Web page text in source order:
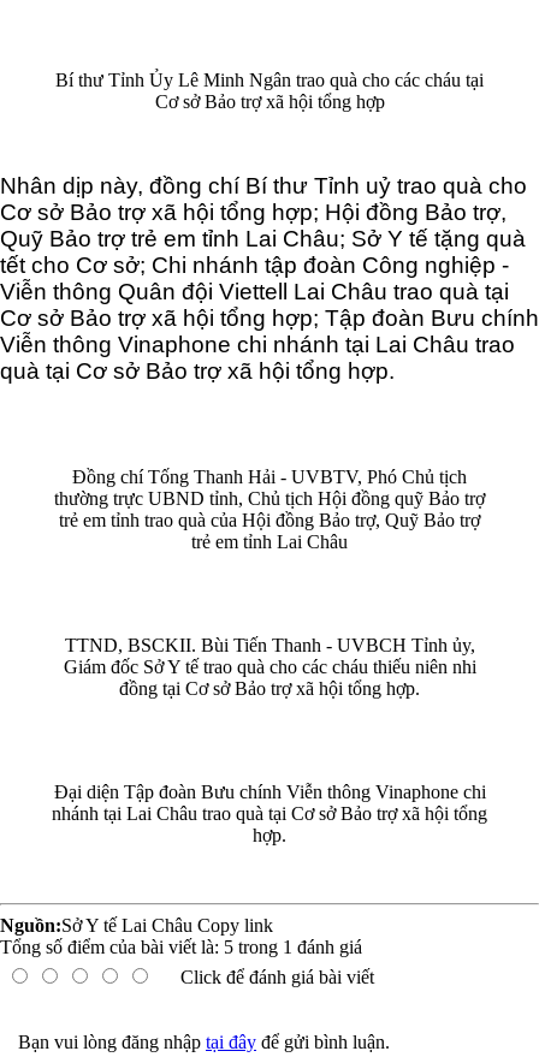
Bí thư Tỉnh Ủy Lê Minh Ngân trao quà cho các cháu tại
Cơ sở Bảo trợ xã hội tổng hợp
Nhân dịp này, đồng chí Bí thư Tỉnh uỷ trao quà cho
Cơ sở Bảo trợ xã hội tổng hợp; Hội đồng Bảo trợ,
Quỹ Bảo trợ trẻ em tỉnh Lai Châu; Sở Y tế tặng quà
tết cho Cơ sở; Chi nhánh tập đoàn Công nghiệp -
Viễn thông Quân đội Viettell Lai Châu trao quà tại
Cơ sở Bảo trợ xã hội tổng hợp; Tập đoàn Bưu chính
Viễn thông Vinaphone chi nhánh tại Lai Châu trao
quà tại Cơ sở Bảo trợ xã hội tổng hợp.
Đồng chí Tống Thanh Hải - UVBTV, Phó Chủ tịch
thường trực UBND tỉnh, Chủ tịch Hội đồng quỹ Bảo trợ
trẻ em tỉnh trao quà của Hội đồng Bảo trợ, Quỹ Bảo trợ
trẻ em tỉnh Lai Châu
TTND, BSCKII. Bùi Tiến Thanh - UVBCH Tỉnh ủy,
Giám đốc Sở Y tế trao quà cho các cháu thiếu niên nhi
đồng tại Cơ sở Bảo trợ xã hội tổng hợp.
Đại diện Tập đoàn Bưu chính Viễn thông Vinaphone chi
nhánh tại Lai Châu trao quà tại Cơ sở Bảo trợ xã hội tổng
hợp.
Nguồn:Sở Y tế Lai Châu Copy link
Tổng số điểm của bài viết là: 5 trong 1 đánh giá
Click để đánh giá bài viết
Bạn vui lòng đăng nhập tại đây để gửi bình luận.